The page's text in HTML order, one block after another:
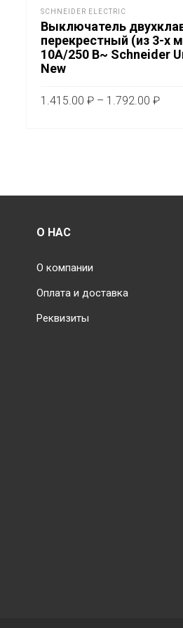
SCHNEIDER ELECTRIC
Выключатель
перекрестный (из 3-х
10А/250 В~ Schneider
New
1.415.00 ₽ – 1.792.00 ₽
О НАС
О компании
Оплата и доставка
Реквизиты